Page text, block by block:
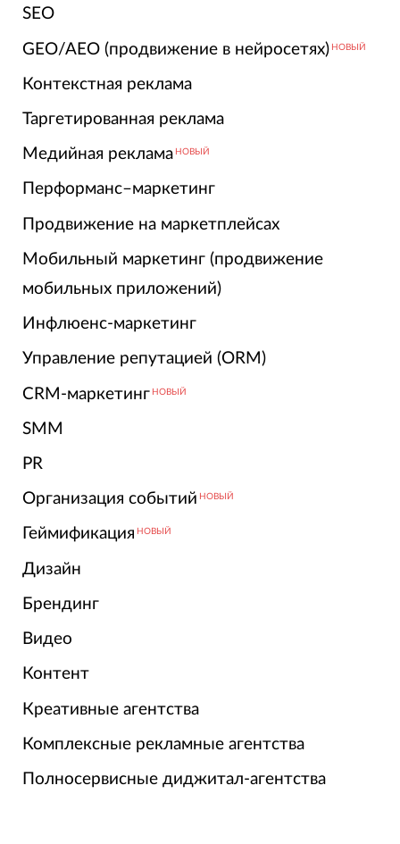
SEO
GEO/AEO (продвижение в нейросетях) НОВЫЙ
Контекстная реклама
Таргетированная реклама
Медийная реклама НОВЫЙ
Перформанс–маркетинг
Продвижение на маркетплейсах
Мобильный маркетинг (продвижение
мобильных приложений)
Инфлюенс-маркетинг
Управление репутацией (ORM)
CRM-маркетинг НОВЫЙ
SMM
PR
Организация событий НОВЫЙ
Геймификация НОВЫЙ
Дизайн
Брендинг
Видео
Контент
Креативные агентства
Комплексные рекламные агентства
Полносервисные диджитал-агентства